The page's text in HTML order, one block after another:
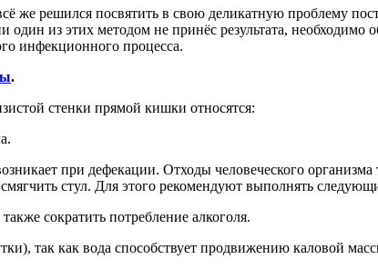
же решился посвятить в свою деликатную проблему
из этих методом не принёс результата,
инфекционного процесса.
.
стенки прямой кишки относятся:
при дефекации. Отходы человеческого
стул. Для этого рекомендуют выполнять
сократить потребление алкоголя.
так как вода способствует продвижению каловой